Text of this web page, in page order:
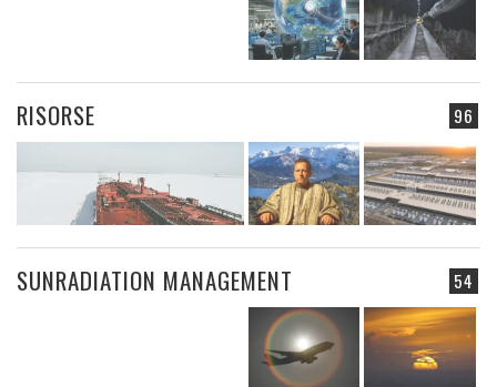
96
RISORSE
54
SUNRADIATION MANAGEMENT